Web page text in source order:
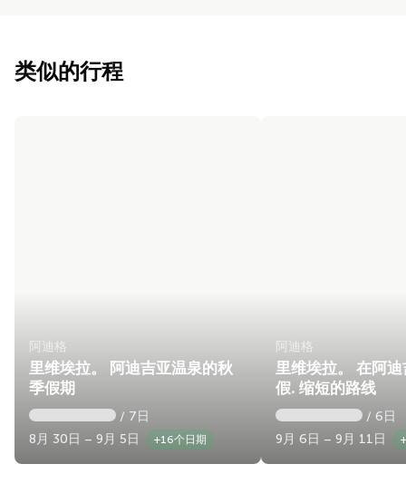
类似的行程
阿迪格
里维埃拉。 阿迪吉亚温泉的秋
季假期
/ 7日
8月 30日 – 9月 5日
+16个日期
阿迪格
里维埃拉。 在阿
假. 缩短的路线
/ 6日
9月 6日 – 9月 11日